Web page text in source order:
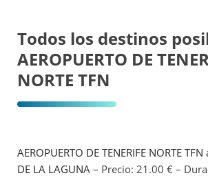
Todos los destinos
AEROPUERTO DE
NORTE TFN
AEROPUERTO DE TENERIFE NORTE
DE LA LAGUNA – Precio: 21.00 € –